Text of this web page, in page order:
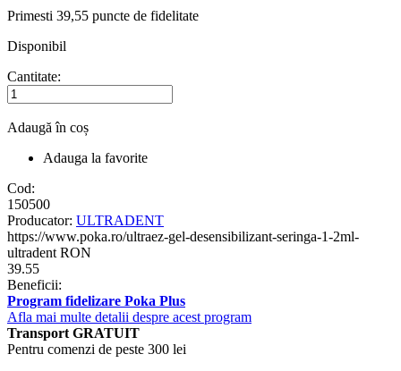
Primesti 39,55 puncte de fidelitate
Disponibil
Cantitate:
Adaugă în coș
Adauga la favorite
Cod:
150500
Producator: ULTRADENT
https://www.poka.ro/ultraez-gel-desensibilizant-seringa-1-2ml-
ultradent RON
39.55
Beneficii:
Program fidelizare Poka Plus
Afla mai multe detalii despre acest program
Transport GRATUIT
Pentru comenzi de peste 300 lei